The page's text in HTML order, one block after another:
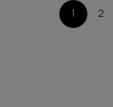
ページ
2